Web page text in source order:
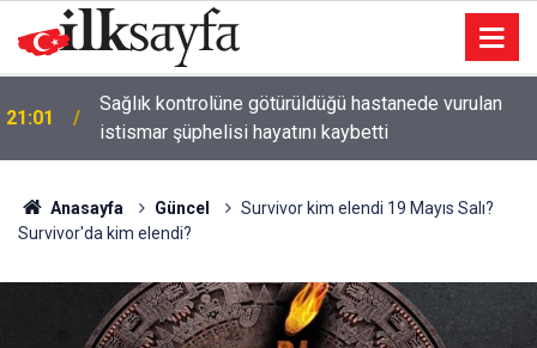
21:01
Sağlık kontrolüne götürüldüğü hastanede vurulan
istismar şüphelisi hayatını kaybetti
Anasayfa Güncel
Survivor kim elendi 19 Mayıs Salı?
Survivor'da kim elendi?